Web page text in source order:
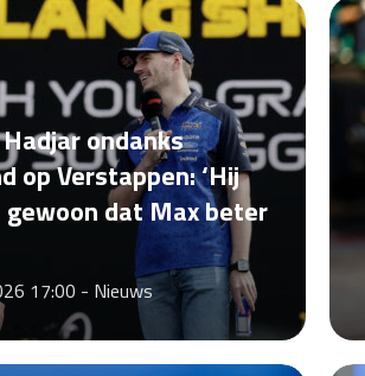
ondanks
op Verstappen: ‘Hij
dat Max beter
17:00 - Nieuws